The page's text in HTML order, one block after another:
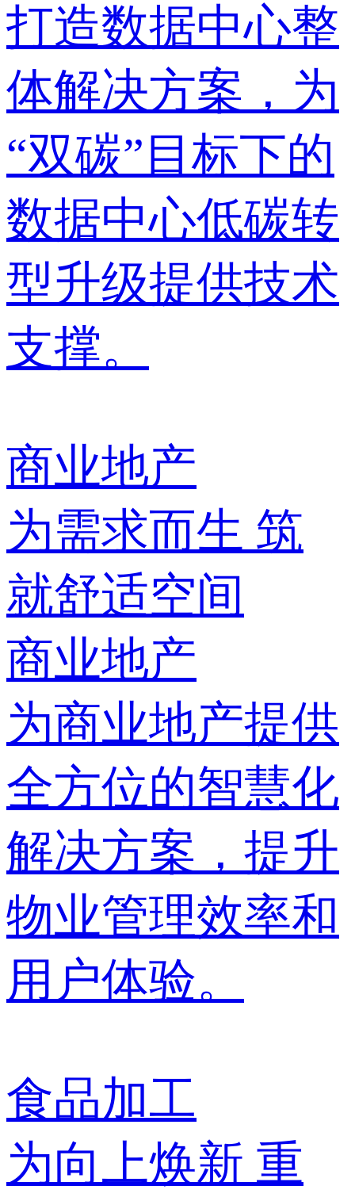
打造数据中心整
体解决方案，为
“双碳”目标下的
数据中心低碳转
型升级提供技术
支撑。
商业地产
为需求而生 筑
就舒适空间
商业地产
为商业地产提供
全方位的智慧化
解决方案，提升
物业管理效率和
用户体验。
食品加工
为向上焕新 重